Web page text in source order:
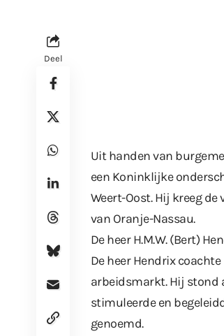
Deel
Uit handen van
een Koninklijke
Weert-Oost. Hij kreeg
van Oranje-Nassau.
De heer H.M.W. (Bert)
De heer Hendrix
arbeidsmarkt. Hij stond
stimuleerde en
genoemd.